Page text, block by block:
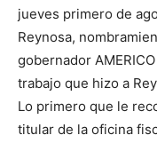
jueves primero de
Reynosa,
gobernador
trabajo que hizo a
Lo primero que le
titular de la oficina